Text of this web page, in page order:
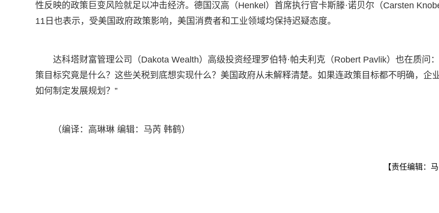
性反映的政策巨变风险就足以冲击经济。德国汉高（Henkel）首席执行官卡斯滕·诺贝尔（Carsten
11日也表示，受美国政府政策影响，美国消费者和工业领域均保持迟疑态度。
达科塔财富管理公司（Dakota Wealth）高级投资经理罗伯特·帕夫利克（Robert Pavlik）也在质问
策目标究竟是什么？这些关税到底想实现什么？美国政府从未解释清楚。如果连政策目标都不明确，企
如何制定发展规划？”
（编译：高琳琳 编辑：马芮 韩鹤）
【责任编辑：